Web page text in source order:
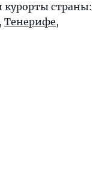
курорты страны:
, Тенерифе,